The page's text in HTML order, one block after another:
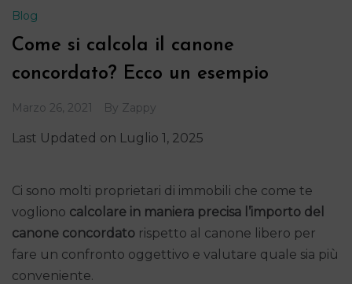
Blog
Come si calcola il canone
concordato? Ecco un esempio
Marzo 26, 2021 By Zappy
Last Updated on Luglio 1, 2025
Ci sono molti proprietari di immobili che come te
vogliono calcolare in maniera precisa l’importo del
canone concordato rispetto al canone libero per
fare un confronto oggettivo e valutare quale sia più
conveniente.